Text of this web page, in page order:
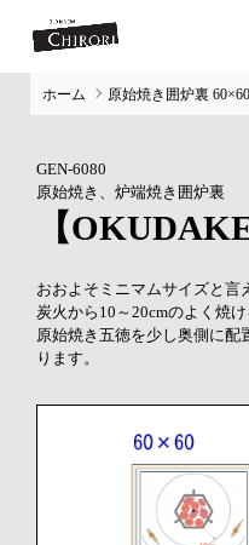
ホーム 原始焼き囲炉裏 60×60
GEN-6080
原始焼き、炉端焼き囲炉裏
【
おおよそミニマムサイズと言
炭火から10～20cmのよく焼
原始焼き五徳を少し奥側に配
ります。